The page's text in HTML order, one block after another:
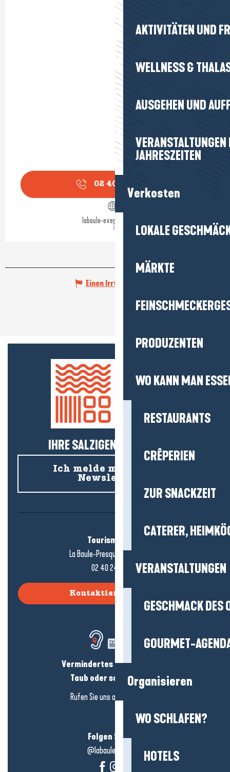
AKTIVITÄTEN UND
WELLNESS &
AUSGEHEN UND
JAHRESZEITEN
Verkosten
LOKALE
MÄRKTE
PRODUZENTEN
WO KANN MAN
RESTAURANTS
CRÊPERIEN
ZUR SNACKZEIT
CATERER,
VERANSTALTUNGEN
GESCHMACK DES
GOURMET-
Organisieren
WO SCHLAFEN?
HOTELS
02 40 11 51
labaule-evenements.com
Einen Irrtum angeben
IHRE SALZIGEN NEUIGKEITEN!
Ich melde mich für den
Newsletter an
Tourismusbüro
La Baule-Presqu'île de Guérande
02 40 24 34 44
Kontaktieren Sie uns
Vermindertes Hörvermögen?
Taub oder schwerhörig?
Rufen Sie uns an in
Folgen Sie uns!
@labauleguérande